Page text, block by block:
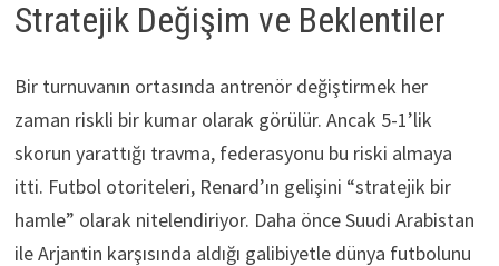
Stratejik Değişim ve Beklentiler
Bir turnuvanın ortasında antrenör değiştirmek her
zaman riskli bir kumar olarak görülür. Ancak 5-1’lik
skorun yarattığı travma, federasyonu bu riski almaya
itti. Futbol otoriteleri, Renard’ın gelişini “stratejik bir
hamle” olarak nitelendiriyor. Daha önce Suudi Arabistan
ile Arjantin karşısında aldığı galibiyetle dünya futbolunu